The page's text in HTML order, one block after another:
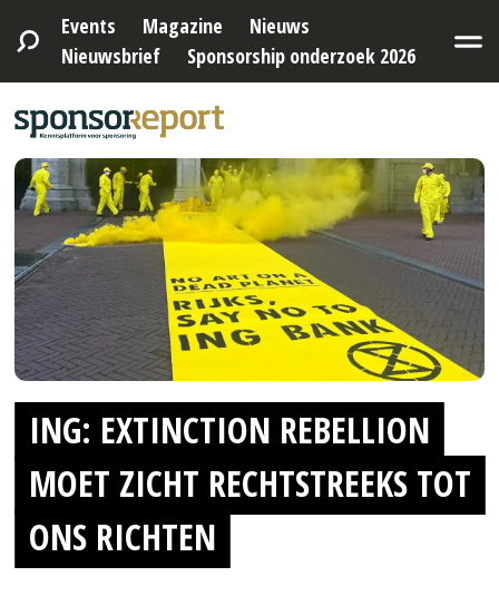
Events Magazine
Nieuws
Nieuwsbrief
Sponsorship onderzoek 2026
ING: EXTINCTION REBELLION
MOET ZICHT RECHTSTREEKS TOT
ONS RICHTEN